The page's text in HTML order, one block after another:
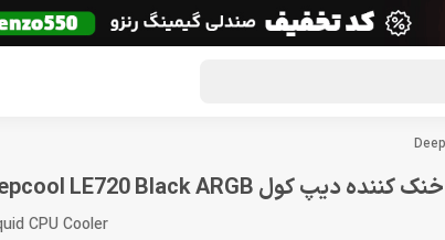
خنک کننده دیپ کول Deepcool LE720 Black ARGB
CPU Cooler